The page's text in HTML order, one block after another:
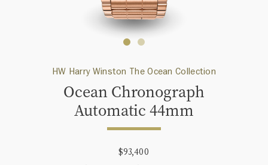
HW Harry Winston The Ocean Collection
Ocean Chronograph
Automatic 44mm
$93,400